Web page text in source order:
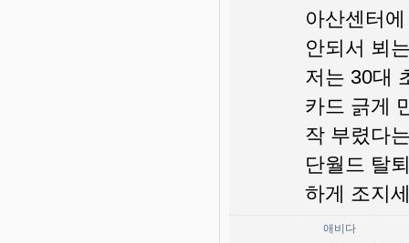
아산센터
안되서 뵈
저는 30대
카드 긁게
작 부렸다
단월드 탈
하게 조지
애비다